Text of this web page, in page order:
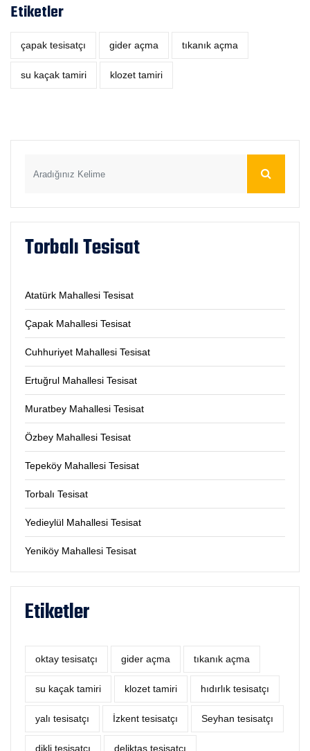
Etiketler
çapak tesisatçı ‎gider açma tıkanık açma
su kaçak tamiri klozet tamiri
Torbalı Tesisat
Atatürk Mahallesi Tesisat
Çapak Mahallesi Tesisat
Cuhhuriyet Mahallesi Tesisat
Ertuğrul Mahallesi Tesisat
Muratbey Mahallesi Tesisat
Özbey Mahallesi Tesisat
Tepeköy Mahallesi Tesisat
Torbalı Tesisat
Yedieylül Mahallesi Tesisat
Yeniköy Mahallesi Tesisat
Etiketler
oktay tesisatçı ‎gider açma tıkanık açma
su kaçak tamiri klozet tamiri hıdırlık tesisatçı
yalı tesisatçı İzkent tesisatçı Seyhan tesisatçı
dikli tesisatçı deliktaş tesisatçı